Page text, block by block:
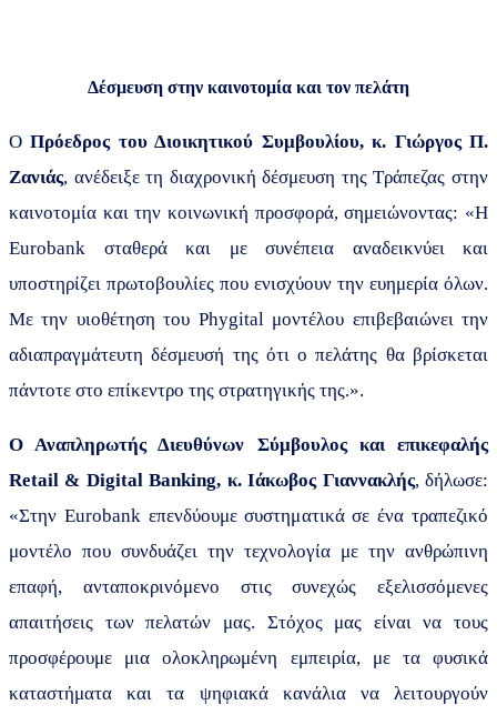
Δέσμευση στην καινοτομία και τον πελάτη
Ο Πρόεδρος του Διοικητικού Συμβουλίου, κ. Γιώργος Π.
Ζανιάς, ανέδειξε τη διαχρονική δέσμευση της Τράπεζας στην
καινοτομία και την κοινωνική προσφορά, σημειώνοντας: «Η
Eurobank σταθερά και με συνέπεια αναδεικνύει και
υποστηρίζει πρωτοβουλίες που ενισχύουν την ευημερία όλων.
Με την υιοθέτηση του Phygitalμοντέλου επιβεβαιώνει την
αδιαπραγμάτευτη δέσμευσή της ότι ο πελάτης θα βρίσκεται
πάντοτε στο επίκεντρο της στρατηγικής της.».
Ο Αναπληρωτής Διευθύνων Σύμβουλος και επικεφαλής
Retail & Digital Banking, κ. Ιάκωβος Γιαννακλής, δήλωσε:
«Στην Eurobank επενδύουμε συστηματικά σε ένα τραπεζικό
μοντέλο που συνδυάζει την τεχνολογία με την ανθρώπινη
επαφή, ανταποκρινόμενο στις συνεχώς εξελισσόμενες
απαιτήσεις των πελατών μας. Στόχος μας είναι να τους
προσφέρουμε μια ολοκληρωμένη εμπειρία, με τα φυσικά
καταστήματα και τα ψηφιακά κανάλια να λειτουργούν